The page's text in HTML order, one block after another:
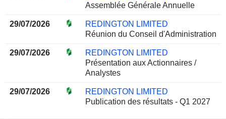
Assemblée Générale Annuelle
29/07/2026
REDINGTON LIMITED
Réunion du Conseil d'Administration
29/07/2026
REDINGTON LIMITED
Présentation aux Actionnaires /
Analystes
29/07/2026
REDINGTON LIMITED
Publication des résultats - Q1 2027